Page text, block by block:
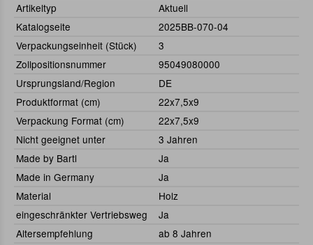
Artikeltyp
Aktuell
Katalogseite
2025BB-070-04
Verpackungseinheit (Stück)
3
Zollpositionsnummer
95049080000
Ursprungsland/Region
DE
Produktformat (cm)
22x7,5x9
Verpackung Format (cm)
22x7,5x9
Nicht geeignet unter
3 Jahren
Made by Bartl
Ja
Made in Germany
Ja
Material
Holz
eingeschränkter Vertriebsweg
Ja
Altersempfehlung
ab 8 Jahren